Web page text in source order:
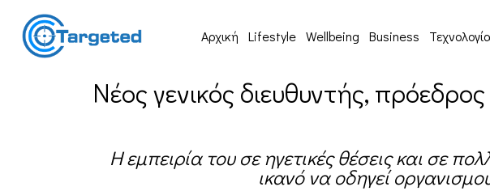
Αρχική Lifestyle Wellbeing Business
Νέος γενικός διευθυντής,
Η εμπειρία του σε ηγετικές θέσεις και σε
ικανό να οδηγεί